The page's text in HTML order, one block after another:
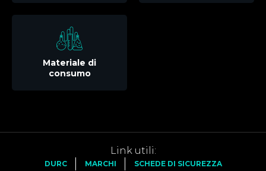
Materiale di
consumo
Link utili:
DURC MARCHI SCHEDE DI SICUREZZA